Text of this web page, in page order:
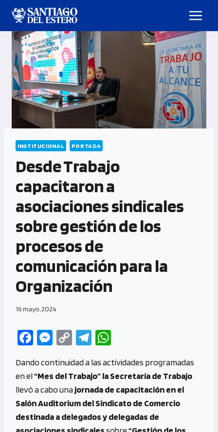
INSTITUCIONAL PORTADA
Desde Trabajo
capacitaron a
asociaciones sindicales
sobre gestión de los
procesos de
comunicación para la
Organización
16 mayo, 2024
Fa
b
o
o
k
M
se
n
g
er
C
py
Li
n
k
Te
gr
a
m
at
s
A
p
Dando continuidad a las actividades programadas
en el“Mes del Trabajo” la Secretaría de Trabajo
llevó a cabo unajornada de capacitación en el
Salón Auditorium del Sindicato de Comercio
destinada a delegados y delegadas de